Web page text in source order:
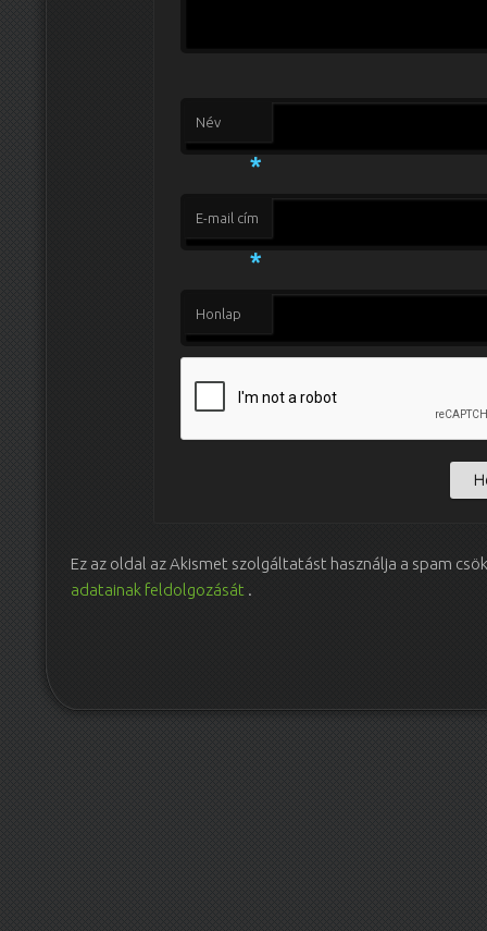
Név
*
E-mail cím
*
Honlap
Ez az oldal az Akismet szolgáltatást használja a spam
adatainak feldolgozását .